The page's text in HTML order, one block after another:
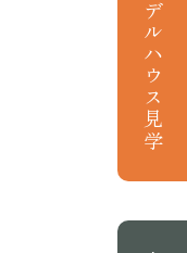
モデルハウス見学